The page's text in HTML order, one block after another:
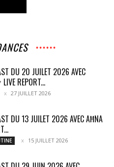
DU 20 JUILET 2026 AVEC
REPORT...
27 JUILLET 2026
DU 13 JUILET 2026 AVEC AĦNA
15 JUILLET 2026